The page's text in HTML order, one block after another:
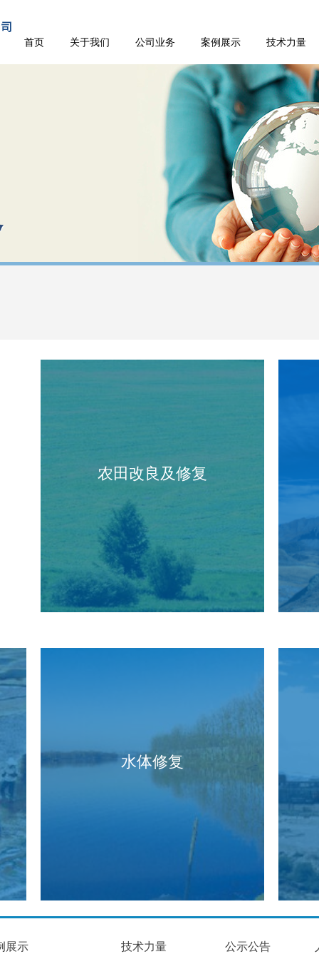
首页 关于我们 公司业务 案例展示 技术力量
农田改良及修复
水体修复
展示 技术力量 公示公告